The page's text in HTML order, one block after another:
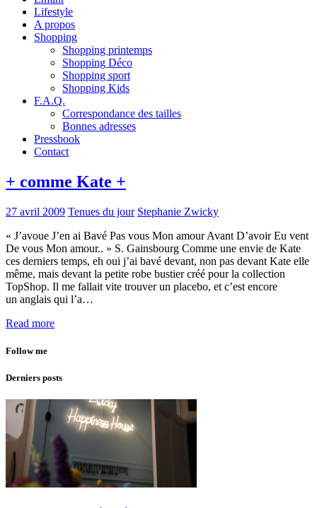
Lifestyle
A propos
Shopping
Shopping printemps
Shopping Déco
Shopping sport
Shopping Kids
F.A.Q.
Correspondance des tailles
Bonnes adresses
Pressbook
Contact
+ comme Kate +
27 avril 2009 Tenues du jour Stephanie Zwicky
« J’avoue J’en ai Bavé Pas vous Mon amour Avant D’avoir Eu vent
De vous Mon amour.. » S. Gainsbourg Comme une envie de Kate
ces derniers temps, eh oui j’ai bavé devant, non pas devant Kate elle
même, mais devant la petite robe bustier créé pour la collection
TopShop. Il me fallait vite trouver un placebo, et c’est encore
un anglais qui l’a…
Read more
Follow me
Derniers posts